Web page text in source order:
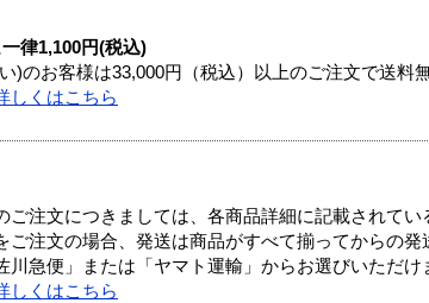
一律1,100円(税込)
)のお客様は33,000円（税込）以上のご注文で送料
しくはこちら
ご注文につきましては、各商品詳細に記載されてい
ご注文の場合、発送は商品がすべて揃ってからの発
川急便」または「ヤマト運輸」からお選びいただけ
しくはこちら